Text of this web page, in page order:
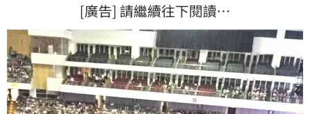
[廣告] 請繼續往下閱讀…